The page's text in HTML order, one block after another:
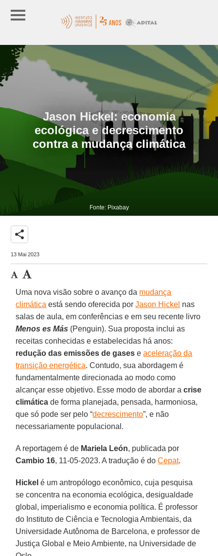
Jason Hickel: economia
ecológica e decrescimento
contra a mudança climática
Fonte: Pixabay
share
13 Mai 2023
Uma nova visão sobre o avanço da mudança
climática está sendo oferecida porJason Hickel nas
salas de aula, em conferências e em seu recente livro
Menos es Más (Penguin). Sua proposta inclui as
receitas conhecidas e estabelecidas há anos:
redução das emissões de gases eaceleração da
transição energética. Contudo, sua abordagem é
fundamentalmente direcionada ao modo como
alcançar esse objetivo. Esse modo de abordar acrise
climática de forma planejada, pensada, harmoniosa,
que só pode ser pelo “decrescimento”, e não
necessariamente populacional.
A reportagem é de Mariela León, publicada por
Cambio 16, 11-05-2023. A tradução é doCepat.
Hickel é um antropólogo econômico, cuja pesquisa
se concentra na economia ecológica, desigualdade
global, imperialismo e economia política. É professor
do Instituto de Ciência e Tecnologia Ambientais, da
Universidade Autônoma de Barcelona, e professor de
Justiça Global e Meio Ambiente, na Universidade de